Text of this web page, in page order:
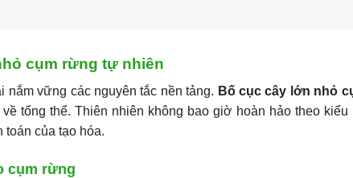
cụm rừng tự nhiên
vững các nguyên tắc nền tảng. Bố cục cây lớn nhỏ
tổng thể. Thiên nhiên không bao giờ hoàn hảo theo kiểu
của tạo hóa.
cụm rừng